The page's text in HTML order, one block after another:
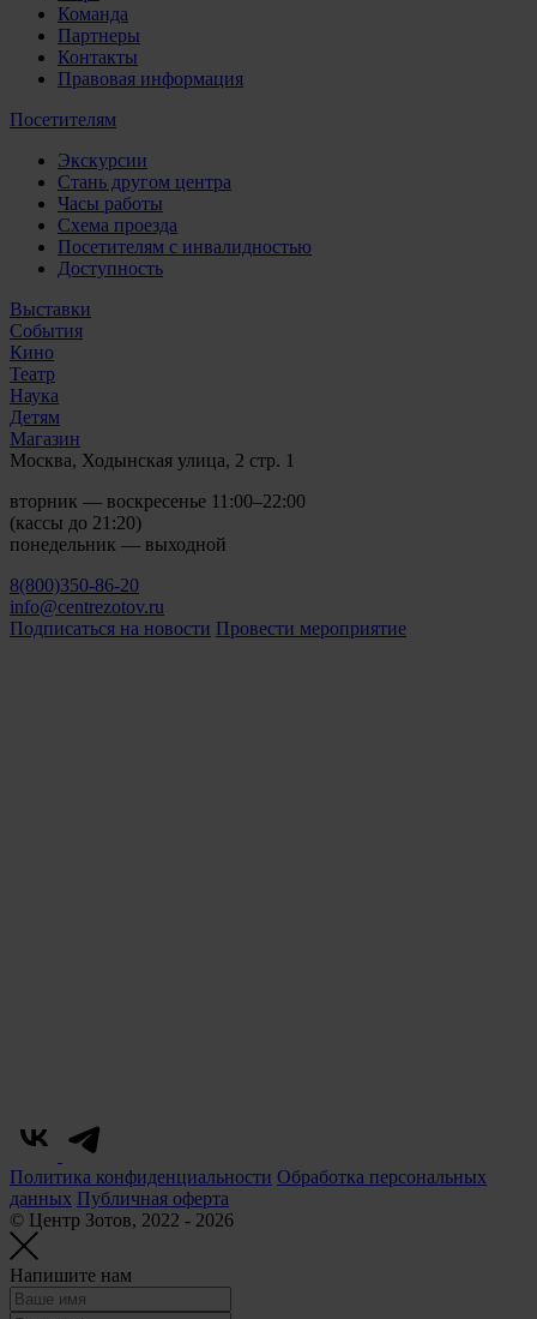
Команда
Партнеры
Контакты
Правовая информация
Посетителям
Экскурсии
Стань другом центра
Часы работы
Схема проезда
Посетителям с инвалидностью
Доступность
Выставки
События
Кино
Театр
Наука
Детям
Магазин
Москва, Ходынская улица, 2 стр. 1
вторник — воскресенье 11:00–22:00
(кассы до 21:20)
понедельник — выходной
8(800)350-86-20
info@centrezotov.ru
Подписаться на новости Провести мероприятие
Политика конфиденциальности Обработка персональных
данных Публичная оферта
© Центр Зотов, 2022 - 2026
Напишите нам